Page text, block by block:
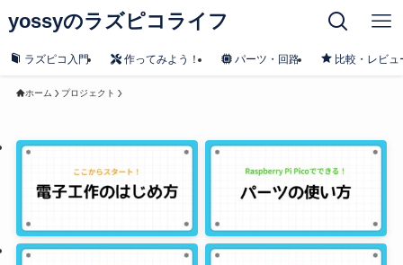
yossyのラズピコライフ
ラズピコ入門 作ってみよう！ パーツ・回路 比較・レビュ
ホーム プロジェクト